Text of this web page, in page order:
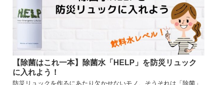
【除菌はこれ一本】除菌水「HELP」を防災リュック
に入れよう！
防災リュックを作るにあたり欠かせないモノ、そうそれは「除菌」